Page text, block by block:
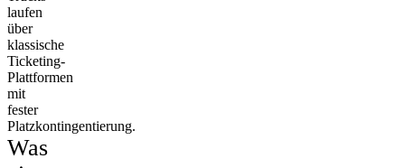
laufen
über
klassische
Ticketing-
Plattformen
mit
fester
Platzkontingentierung.
Was